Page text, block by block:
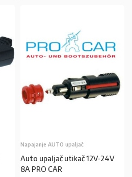
Napajanje AUTO upaljač
Auto upaljač utikač 12V-24V
8A PRO CAR